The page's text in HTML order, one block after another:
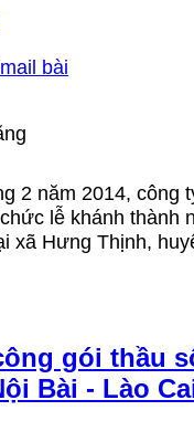
2 năm 2014, công
lễ khánh thành
xã Hưng Thịnh,
gói thầu
Bài - Lào